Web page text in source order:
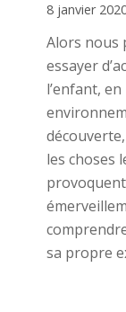
8 janvier
Alors
essayer
l’enfant,
les choses
sa propre